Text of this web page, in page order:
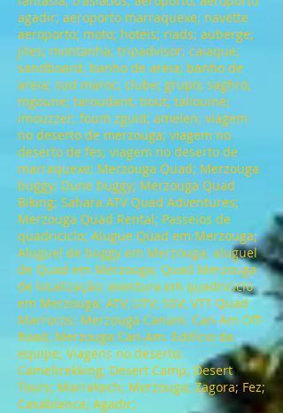
agadir; aeroporto marraquexe; navette
aeroporto; moto; hotéis; riads; auberge;
jites; montanha; tripadvisor; caiaque;
sandboard; banho de areia; banho de
areia; sud maroc; clube; grupo; saghro;
mgoune; taroudant; tiout; taliouine;
imouzzer; foum zguid; amelen; viagem
no deserto de merzouga; viagem no
deserto de fes; viagem no deserto de
marraquexe; Merzouga Quad; Merzouga
buggy; Dune buggy; Merzouga Quad
Biking; Sahara ATV Quad Adventures;
Merzouga Quad Rental; Passeios de
quadriciclo; Alugue Quad em Merzouga;
Aluguel de buggy em Merzouga; aluguel
de Quad em Merzouga; Quad Merzouga
de localização; aventura em quadriciclo
em Merzouga; ATV, UTV; SSV; VTT Quad
Marrocos; Merzouga Canam; Can-Am Off-
Road; Merzouga Can-Am. Edifício da
equipe; Viagens no deserto;
Cameltrekking; Desert Camp; Desert
Tours; Marrakech; Merzouga; Zagora; Fez;
Casablanca; Agadir;